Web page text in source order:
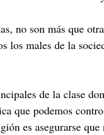
no son más que
los males de la
de la clase
que podemos
es asegurarse